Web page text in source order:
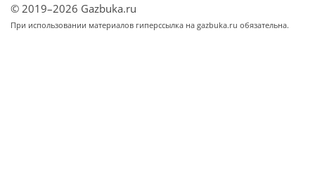
© 2019–2026 Gazbuka.ru
При использовании материалов гиперссылка на gazbuka.ru обязательна.